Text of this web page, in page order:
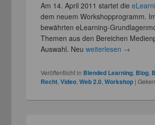
Am 14. April 2011 startet die
dem neuem Workshopprogramm.
bewährten eLearning-
Themen aus den Bereichen
Auswahl. Neuweiterlesen →
Veröffentlicht in Blended Learning Blog
Recht ,Video ,Web 2.0 ,Workshop |